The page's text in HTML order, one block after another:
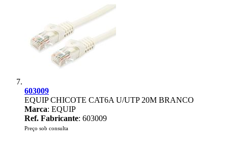
603009
EQUIP CHICOTE CAT6A U/UTP 20M BRANCO
Marca: EQUIP
Ref. Fabricante: 603009
Preço sob consulta